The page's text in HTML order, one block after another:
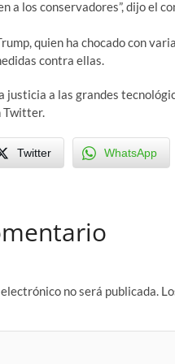
a los conservadores”, dijo el
quien ha chocado con
contra ellas.
justicia a las grandes
Twitter.
Twitter WhatsApp
no será publicada.